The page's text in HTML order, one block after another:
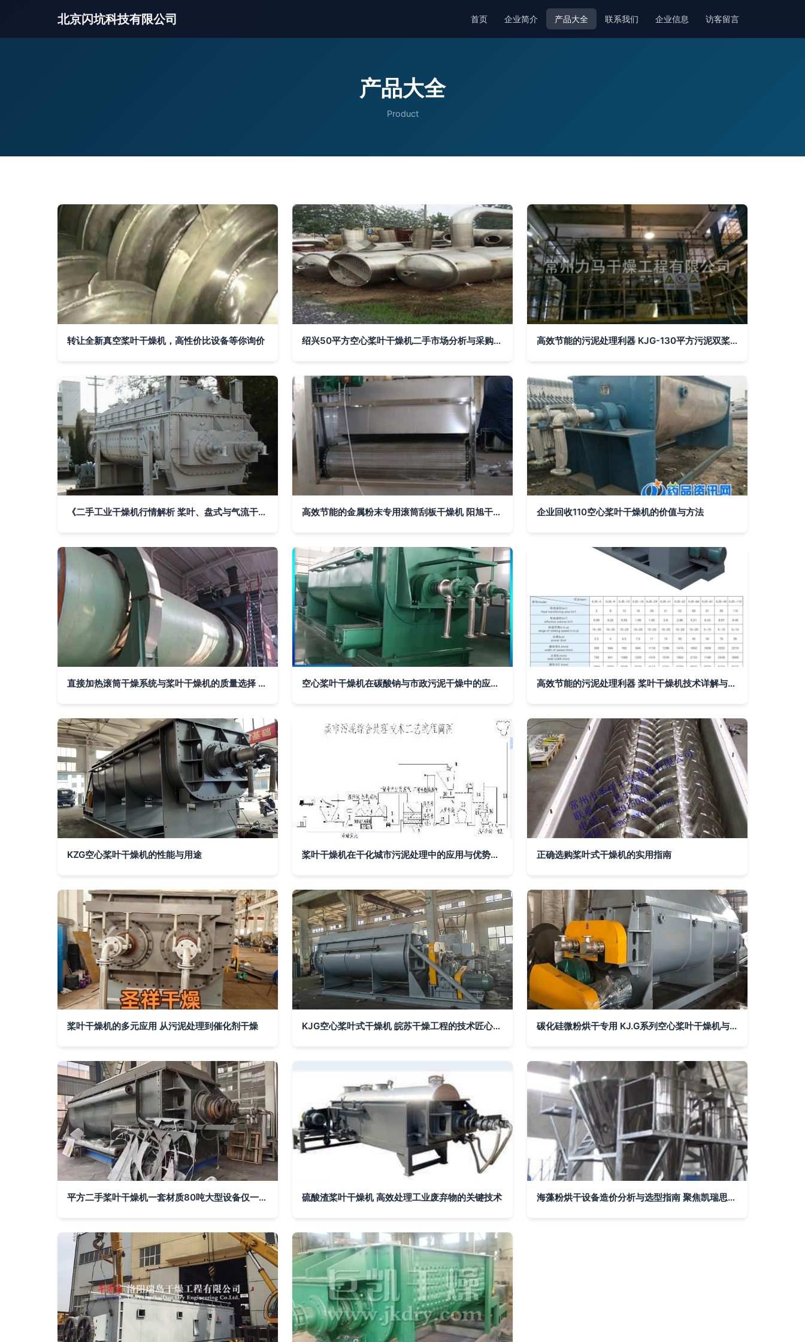
北京闪坑科技有限公司 首页 企业简介 产品大全 联系我们 企业信息 访客留言
产品大全
Product
转让全新真空桨叶干燥机，高性价比设备等你询价 绍兴50平方空心桨叶干燥机二手市场分析与采购指南 高效节能的污泥处理利器 KJG-130平方污泥双桨叶干燥机深度解析
《二手工业干燥机行情解析 桨叶、盘式与气流干燥机的实用指南》 高效节能的金属粉末专用滚筒刮板干燥机 阳旭干燥匠心供应 企业回收110空心桨叶干燥机的价值与方法
直接加热滚筒干燥系统与桨叶干燥机的质量选择 中科巨能的差异化优势 空心桨叶干燥机在碳酸钠与市政污泥干燥中的应用研究 高效节能的污泥处理利器 桨叶干燥机技术详解与应用
KZG空心桨叶干燥机的性能与用途 桨叶干燥机在干化城市污泥处理中的应用与优势分析 正确选购桨叶式干燥机的实用指南
桨叶干燥机的多元应用 从污泥处理到催化剂干燥 KJG空心桨叶式干燥机 皖苏干燥工程的技术匠心与硬核实力 碳化硅微粉烘干专用 KJ.G系列空心桨叶干燥机与硅泥双浆叶干化烘干机技术解析
平方二手桨叶干燥机一套材质80吨大型设备仅一周后天到家需要的请联系 硫酸渣桨叶干燥机 高效处理工业废弃物的关键技术 海藻粉烘干设备造价分析与选型指南 聚焦凯瑞思机械桨叶干燥机